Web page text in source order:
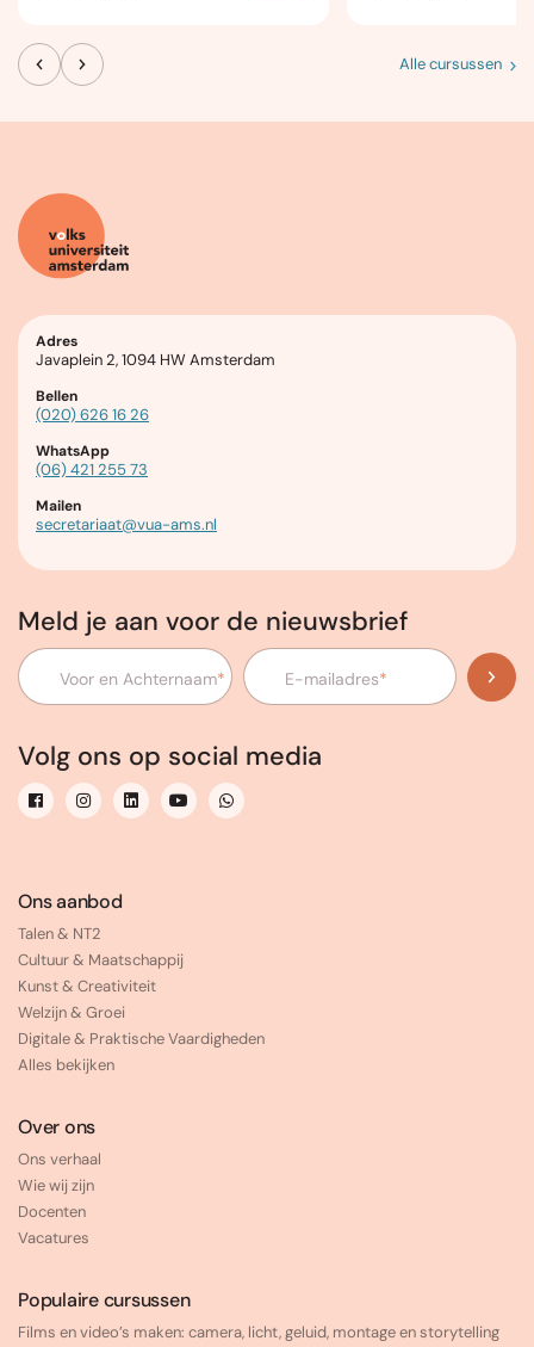
Alle cursussen
Adres
Javaplein 2, 1094 HW Amsterdam
Bellen
(020) 626 16 26
WhatsApp
(06) 421 255 73
Mailen
secretariaat@vua-ams.nl
Meld je aan voor de nieuwsbrief
Voor en Achternaam* E-mailadres*
Volg ons op social media
Ons aanbod
Talen & NT2
Cultuur & Maatschappij
Kunst & Creativiteit
Welzijn & Groei
Digitale & Praktische Vaardigheden
Alles bekijken
Over ons
Ons verhaal
Wie wij zijn
Docenten
Vacatures
Populaire cursussen
Films en video’s maken: camera, licht, geluid, montage en storytelling